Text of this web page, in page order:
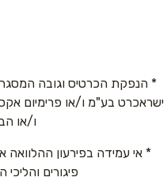
טלפון*
אימייל*
* הנפקת הכרטיס וגובה
ישראכרט בע"מ ו/או פרימיום
ו/או
* אי עמידה בפירעון ההלוואה
פיגורים